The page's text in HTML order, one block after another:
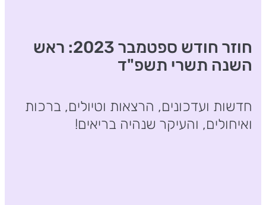
חוזר חודש ספטמבר 2023: ראש
השנה תשרי תשפ"ד
חדשות ועדכונים, הרצאות וטיולים, ברכות
ואיחולים, והעיקר שנהיה בריאים!